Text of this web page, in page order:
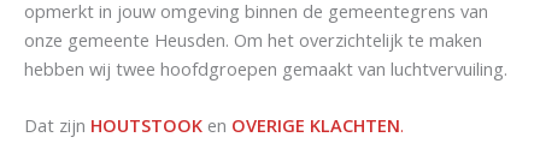
opmerkt in jouw omgeving binnen de gemeentegrens van
onze gemeente Heusden. Om het overzichtelijk te maken
hebben wij twee hoofdgroepen gemaakt van luchtvervuiling.
Dat zijn HOUTSTOOK en OVERIGE KLACHTEN.